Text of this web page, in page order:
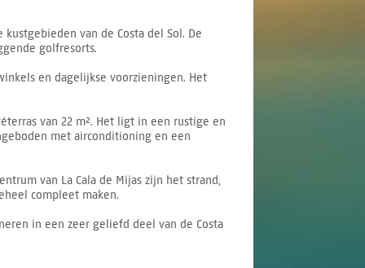
van de Costa del Sol. De
golfresorts.
en dagelijkse voorzieningen. Het
van 22 m². Het ligt in een rustige en
met airconditioning en een
van La Cala de Mijas zijn het strand,
compleet maken.
in een zeer geliefd deel van de Costa